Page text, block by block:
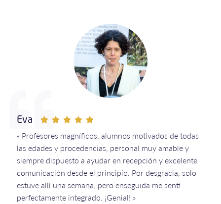
Eva
« Profesores magníficos, alumnos motivados de todas
las edades y procedencias, personal muy amable y
siempre dispuesto a ayudar en recepción y excelente
comunicación desde el principio. Por desgracia, solo
estuve allí una semana, pero enseguida me sentí
perfectamente integrado. ¡Genial! »